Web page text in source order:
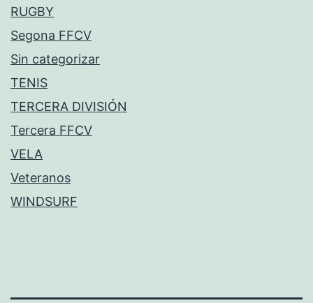
RUGBY
Segona FFCV
Sin categorizar
TENIS
TERCERA DIVISIÓN
Tercera FFCV
VELA
Veteranos
WINDSURF